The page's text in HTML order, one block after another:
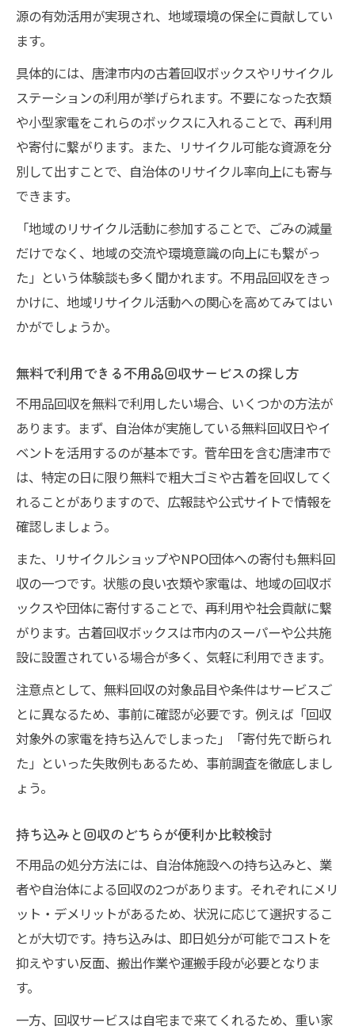
源の有効活用が実現され、地域環境の保全に貢献してい
ます。
具体的には、唐津市内の古着回収ボックスやリサイクル
ステーションの利用が挙げられます。不要になった衣類
や小型家電をこれらのボックスに入れることで、再利用
や寄付に繋がります。また、リサイクル可能な資源を分
別して出すことで、自治体のリサイクル率向上にも寄与
できます。
「地域のリサイクル活動に参加することで、ごみの減量
だけでなく、地域の交流や環境意識の向上にも繋がっ
た」という体験談も多く聞かれます。不用品回収をきっ
かけに、地域リサイクル活動への関心を高めてみてはい
かがでしょうか。
無料で利用できる不用品回収サービスの探し方
不用品回収を無料で利用したい場合、いくつかの方法が
あります。まず、自治体が実施している無料回収日やイ
ベントを活用するのが基本です。菅牟田を含む唐津市で
は、特定の日に限り無料で粗大ゴミや古着を回収してく
れることがありますので、広報誌や公式サイトで情報を
確認しましょう。
また、リサイクルショップやNPO団体への寄付も無料回
収の一つです。状態の良い衣類や家電は、地域の回収ボ
ックスや団体に寄付することで、再利用や社会貢献に繋
がります。古着回収ボックスは市内のスーパーや公共施
設に設置されている場合が多く、気軽に利用できます。
注意点として、無料回収の対象品目や条件はサービスご
とに異なるため、事前に確認が必要です。例えば「回収
対象外の家電を持ち込んでしまった」「寄付先で断られ
た」といった失敗例もあるため、事前調査を徹底しまし
ょう。
持ち込みと回収のどちらが便利か比較検討
不用品の処分方法には、自治体施設への持ち込みと、業
者や自治体による回収の2つがあります。それぞれにメリ
ット・デメリットがあるため、状況に応じて選択するこ
とが大切です。持ち込みは、即日処分が可能でコストを
抑えやすい反面、搬出作業や運搬手段が必要となりま
す。
一方、回収サービスは自宅まで来てくれるため、重い家